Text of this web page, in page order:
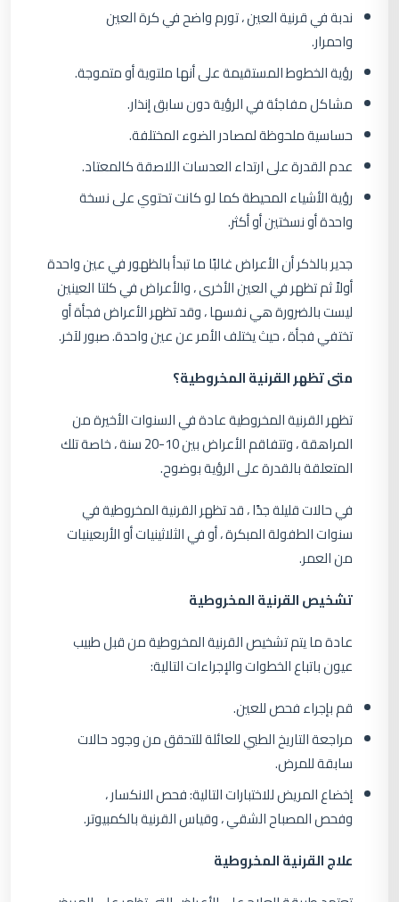
ندبة في قرنية العين ، تورم واضح في كرة العين
واحمرار.
رؤية الخطوط المستقيمة على أنها ملتوية أو متموجة.
مشاكل مفاجئة في الرؤية دون سابق إنذار.
حساسية ملحوظة لمصادر الضوء المختلفة.
عدم القدرة على ارتداء العدسات اللاصقة كالمعتاد.
رؤية الأشياء المحيطة كما لو كانت تحتوي على نسخة
واحدة أو نسختين أو أكثر.
جدير بالذكر أن الأعراض غالبًا ما تبدأ بالظهور في عين واحدة
أولاً ثم تظهر في العين الأخرى ، والأعراض في كلتا العينين
ليست بالضرورة هي نفسها ، وقد تظهر الأعراض فجأة أو
تختفي فجأة ، حيث يختلف الأمر عن عين واحدة. صبور لآخر.
متى تظهر القرنية المخروطية؟
تظهر القرنية المخروطية عادة في السنوات الأخيرة من
المراهقة ، وتتفاقم الأعراض بين 10-20 سنة ، خاصة تلك
المتعلقة بالقدرة على الرؤية بوضوح.
في حالات قليلة جدًا ، قد تظهر القرنية المخروطية في
سنوات الطفولة المبكرة ، أو في الثلاثينيات أو الأربعينيات
من العمر.
تشخيص القرنية المخروطية
عادة ما يتم تشخيص القرنية المخروطية من قبل طبيب
عيون باتباع الخطوات والإجراءات التالية:
قم بإجراء فحص للعين.
مراجعة التاريخ الطبي للعائلة للتحقق من وجود حالات
سابقة للمرض.
إخضاع المريض للاختبارات التالية: فحص الانكسار ،
وفحص المصباح الشقي ، وقياس القرنية بالكمبيوتر.
علاج القرنية المخروطية